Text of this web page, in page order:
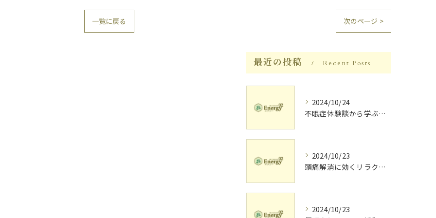
一覧に戻る 次のページ >
最近の投稿 Recent Posts
2024/10/24
不眠症体験談から学ぶ睡眠質向上法
2024/10/23
頭痛解消に効くリラク体験談
2024/10/23